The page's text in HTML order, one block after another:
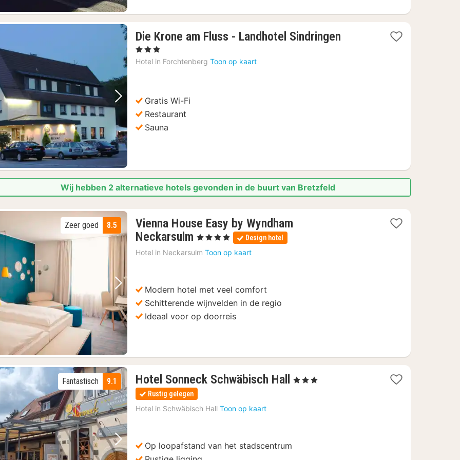
Vorige foto Volgende foto
Die Krone am Fluss - Landhotel Sindringen
, 3 Sterren
Hotel in Forchtenberg Toon op kaart
Gratis Wi-Fi
Restaurant
Sauna
Wij hebben 2 alternatieve hotels gevonden in de buurt van Bretzfeld
Vorige foto Volgende foto
8.5
Zeer goed
Vienna House Easy by Wyndham
Neckarsulm 2
nachten
vanaf
€
, 4 Sterren Design hotel
Hotel in Neckarsulm Toon op kaart
Modern hotel met veel comfort
Schitterende wijnvelden in de regio
Ideaal voor op doorreis
Vorige foto Volgende foto
9.1
Fantastisch Hotel Sonneck Schwäbisch Hall 1
, 3 Sterren
Rustig gelegen
Hotel in Schwäbisch Hall Toon op kaart
Op loopafstand van het stadscentrum